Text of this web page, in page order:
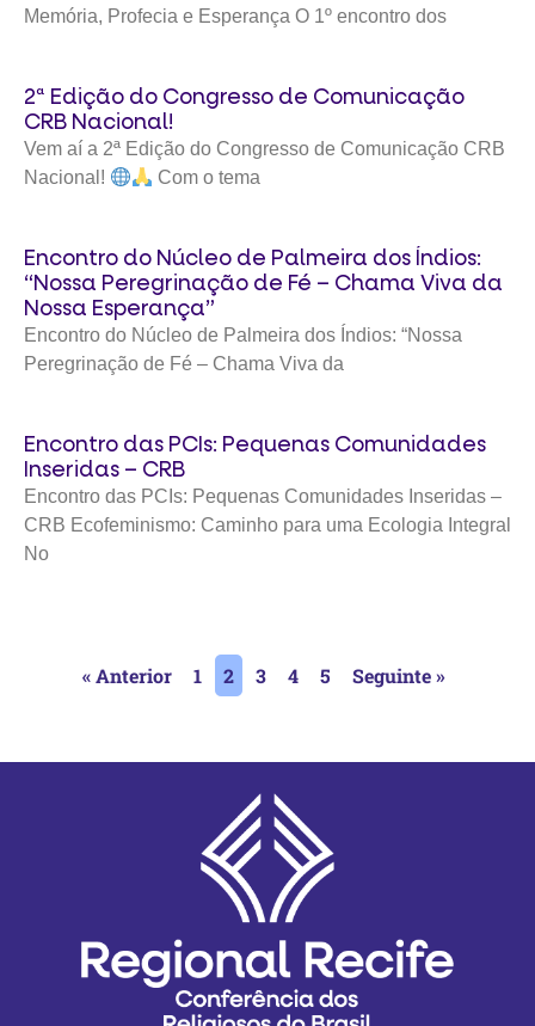
Memória, Profecia e Esperança O 1º encontro dos
2ª Edição do Congresso de Comunicação
CRB Nacional!
Vem aí a 2ª Edição do Congresso de Comunicação CRB
Nacional!
Com o tema
Encontro do Núcleo de Palmeira dos Índios:
“Nossa Peregrinação de Fé – Chama Viva da
Nossa Esperança”
Encontro do Núcleo de Palmeira dos Índios: “Nossa
Peregrinação de Fé – Chama Viva da
Encontro das PCIs: Pequenas Comunidades
Inseridas – CRB
Encontro das PCIs: Pequenas Comunidades Inseridas –
CRB Ecofeminismo: Caminho para uma Ecologia Integral
No
« Anterior 1 2 3 4 5 Seguinte »